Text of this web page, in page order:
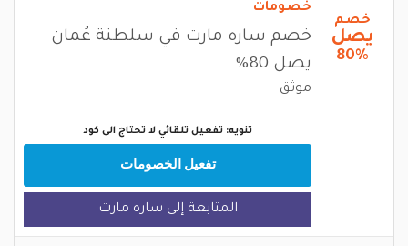
خصم
يصل
80%
خصومات
خصم ساره مارت في سلطنة عُمان
يصل 80%
موثق
تنويه: تفعيل تلقائي لا تحتاج الى كود
تفعيل الخصومات
المتابعة إلى ساره مارت